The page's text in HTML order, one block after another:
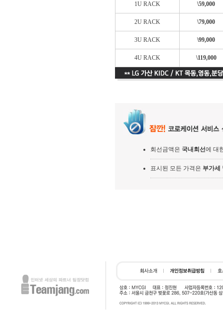
1U RACK \59,000
2U RACK \79,000
3U RACK \99,000
4U RACK \119,000
회선금액은 국내회선에 대
표시된 모든 가격은 부가세